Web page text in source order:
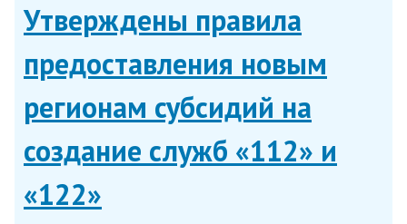
Утверждены правила
предоставления новым
регионам субсидий на
создание служб «112» и
«122»